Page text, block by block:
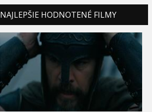
NAJLEPŠIE HODNOTENÉ FILMY